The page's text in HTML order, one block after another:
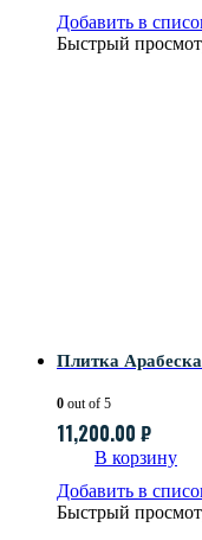
Добавить в
Быстрый
Плитка
0 out of 5
11,200.00 ₽
В корзину
Добавить в
Быстрый